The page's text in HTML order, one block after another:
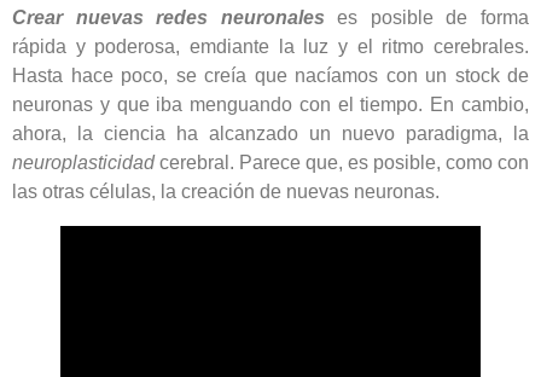
Crear nuevas redes neuronales
es posible de forma
rápida y poderosa, emdiante la luz y el ritmo cerebrales.
Hasta hace poco, se creía que nacíamos con un stock de
neuronas y que iba menguando con el tiempo. En cambio,
ahora, la ciencia ha alcanzado un nuevo paradigma, la
neuroplasticidadcerebral. Parece que, es posible, como con
las otras células, la creación de nuevas neuronas.